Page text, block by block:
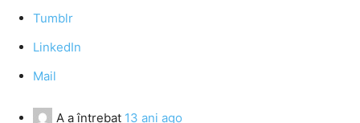
Tumblr
LinkedIn
Mail
A a întrebat 13 ani ago